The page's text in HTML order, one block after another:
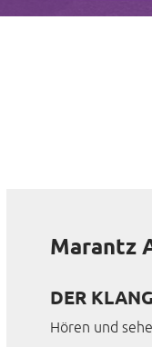
Marantz
DER
Hören und